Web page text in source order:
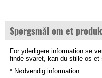
Spørgsmål om et
For yderligere information se
finde svaret, kan du stille os et
* Nødvendig information